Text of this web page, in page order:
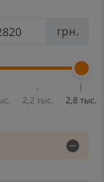
грн.
2,2 тыс. 2,8 тыс.